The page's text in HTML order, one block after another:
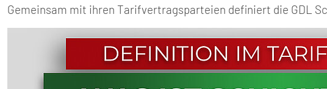
Gemeinsam mit ihren Tarifvertragsparteien definiert die GDL